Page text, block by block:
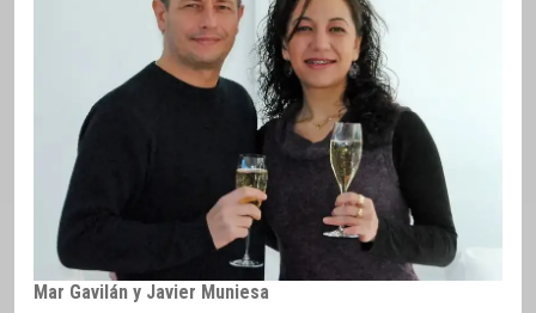
Mar Gavilán y Javier Muniesa